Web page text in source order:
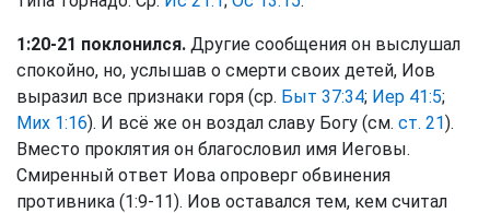
1:20-21 поклонился. Другие сообщения он выслушал
спокойно, но, услышав о смерти своих детей, Иов
выразил все признаки горя (ср. Быт 37:34; Иер 41:5;
Мих 1:16). И всё же он воздал славу Богу (см. ст. 21).
Вместо проклятия он благословил имя Иеговы.
Смиренный ответ Иова опроверг обвинения
противника (1:9-11). Иов оставался тем, кем считал